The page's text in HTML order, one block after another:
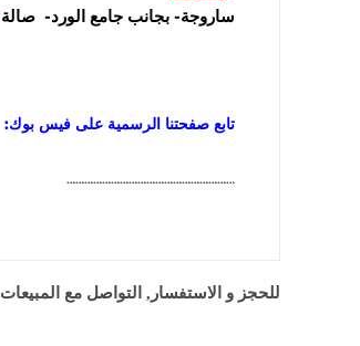
ساروجة- بجانب جامع الورد- صالة
تابع صفحتنا الرسمية على فيس بوك:
…………………………………………………
للحجز و الاستفسار, التواصل مع